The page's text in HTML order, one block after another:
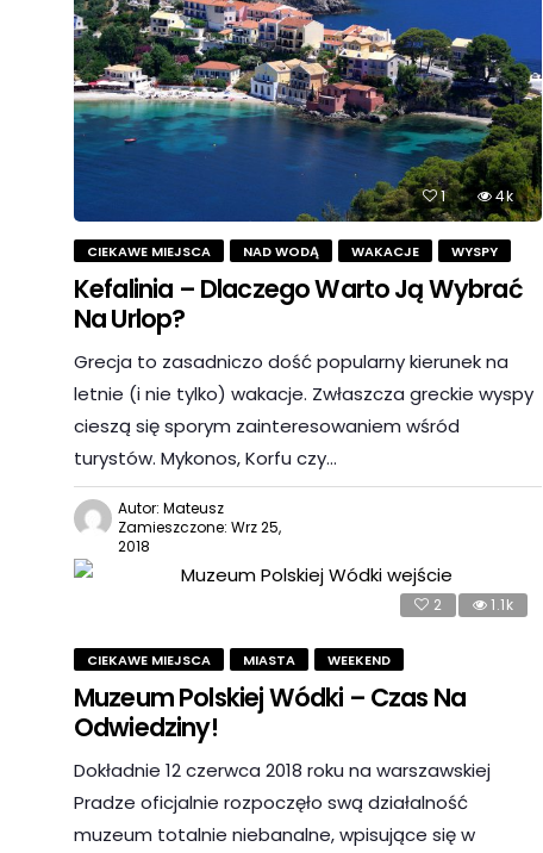
1 4k
CIEKAWE MIEJSCA NAD WODĄ WAKACJE WYSPY
Kefalinia – Dlaczego Warto Ją Wybrać
Na Urlop?
Grecja to zasadniczo dość popularny kierunek na
letnie (i nie tylko) wakacje. Zwłaszcza greckie wyspy
cieszą się sporym zainteresowaniem wśród
turystów. Mykonos, Korfu czy…
Autor: Mateusz
Zamieszczone: Wrz 25,
2018
2 1.1k
CIEKAWE MIEJSCA MIASTA WEEKEND
Muzeum Polskiej Wódki – Czas Na
Odwiedziny!
Dokładnie 12 czerwca 2018 roku na warszawskiej
Pradze oficjalnie rozpoczęło swą działalność
muzeum totalnie niebanalne, wpisujące się w